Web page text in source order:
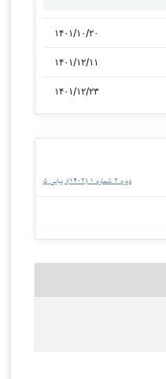
۱۴۰۱/۱۰/۲۰
۱۴۰۱/۱۲/۱۱
۱۴۰۱/۱۲/۲۳
دوره ۲ شماره ۱ (۱۴۰۲): پیاپی ۵